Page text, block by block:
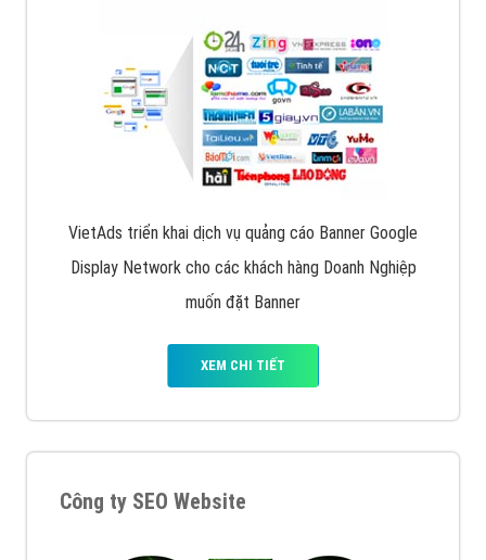
VietAds triển khai dịch vụ quảng cáo Banner Google
Display Network cho các khách hàng Doanh Nghiệp
muốn đặt Banner
XEM CHI TIẾT
Công ty SEO Website